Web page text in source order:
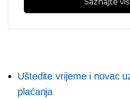
Uštedite vrijeme i novac
plaćanja